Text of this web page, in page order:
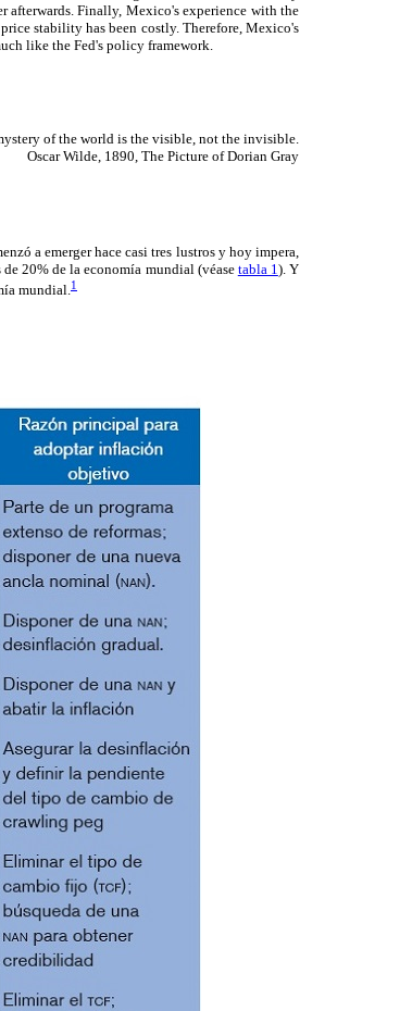
afterwards. Finally, Mexico's experience with the
stability has been costly. Therefore, Mexico's
like the Fed's policy framework.
of the world is the visible, not the invisible.
Oscar Wilde, 1890, The Picture of Dorian Gray
a emerger hace casi tres lustros y hoy impera,
20% de la economía mundial (véase tabla 1 ). Y
mundial.1